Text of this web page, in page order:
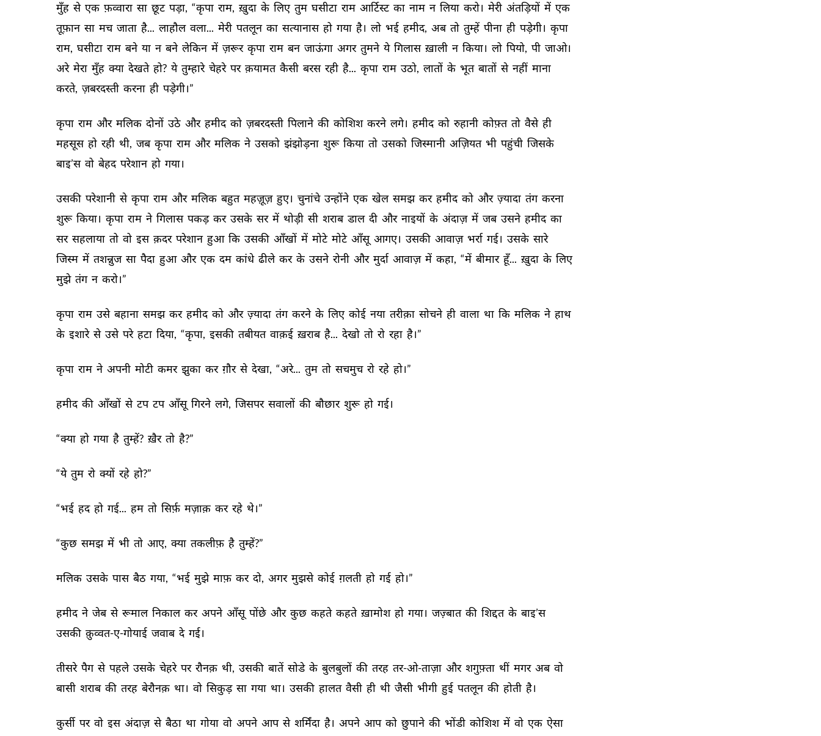
मुँह से एक फ़व्वारा सा छूट पड़ा, “कृपा राम, ख़ुदा के लिए तुम घसीटा राम आर्टिस्ट का नाम न लिया करो। मेरी अंतड़ियों में एक
तूफ़ान सा मच जाता है... लाहौल वला... मेरी पतलून का सत्यानास हो गया है। लो भई हमीद, अब तो तुम्हें पीना ही पड़ेगी। कृपा
राम, घसीटा राम बने या न बने लेकिन में ज़रूर कृपा राम बन जाऊंगा अगर तुमने ये गिलास ख़ाली न किया। लो पियो, पी जाओ।
अरे मेरा मुँह क्या देखते हो? ये तुम्हारे चेहरे पर क़यामत कैसी बरस रही है... कृपा राम उठो, लातों के भूत बातों से नहीं माना
करते, ज़बरदस्ती करना ही पड़ेगी।”
कृपा राम और मलिक दोनों उठे और हमीद को ज़बरदस्ती पिलाने की कोशिश करने लगे। हमीद को रुहानी कोफ़्त तो वैसे ही
महसूस हो रही थी, जब कृपा राम और मलिक ने उसको झंझोड़ना शुरू किया तो उसको जिस्मानी अज़ियत भी पहुंची जिसके
बाइ’स वो बेहद परेशान हो गया।
उसकी परेशानी से कृपा राम और मलिक बहुत महज़ूज़ हुए। चुनांचे उन्होंने एक खेल समझ कर हमीद को और ज़्यादा तंग करना
शुरू किया। कृपा राम ने गिलास पकड़ कर उसके सर में थोड़ी सी शराब डाल दी और नाइयों के अंदाज़ में जब उसने हमीद का
सर सहलाया तो वो इस क़दर परेशान हुआ कि उसकी आँखों में मोटे मोटे आँसू आगए। उसकी आवाज़ भर्रा गई। उसके सारे
जिस्म में तशन्नुज सा पैदा हुआ और एक दम कांधे ढीले कर के उसने रोनी और मुर्दा आवाज़ में कहा, “में बीमार हूँ... ख़ुदा के लिए
मुझे तंग न करो।”
कृपा राम उसे बहाना समझ कर हमीद को और ज़्यादा तंग करने के लिए कोई नया तरीक़ा सोचने ही वाला था कि मलिक ने हाथ
के इशारे से उसे परे हटा दिया, “कृपा, इसकी तबीयत वाक़ई ख़राब है... देखो तो रो रहा है।”
कृपा राम ने अपनी मोटी कमर झुका कर ग़ौर से देखा, “अरे... तुम तो सचमुच रो रहे हो।”
हमीद की आँखों से टप टप आँसू गिरने लगे, जिसपर सवालों की बौछार शुरू हो गई।
“क्या हो गया है तुम्हें? ख़ैर तो है?”
“ये तुम रो क्यों रहे हो?”
“भई हद हो गई... हम तो सिर्फ़ मज़ाक़ कर रहे थे।”
“कुछ समझ में भी तो आए, क्या तकलीफ़ है तुम्हें?”
मलिक उसके पास बैठ गया, “भई मुझे माफ़ कर दो, अगर मुझसे कोई ग़लती हो गई हो।”
हमीद ने जेब से रूमाल निकाल कर अपने आँसू पोंछे और कुछ कहते कहते ख़ामोश हो गया। जज़्बात की शिद्दत के बाइ’स
उसकी क़ुव्वत-ए-गोयाई जवाब दे गई।
तीसरे पैग से पहले उसके चेहरे पर रौनक़ थी, उसकी बातें सोडे के बुलबुलों की तरह तर-ओ-ताज़ा और शगुफ़्ता थीं मगर अब वो
बासी शराब की तरह बेरौनक़ था। वो सिकुड़ सा गया था। उसकी हालत वैसी ही थी जैसी भीगी हुई पतलून की होती है।
कुर्सी पर वो इस अंदाज़ से बैठा था गोया वो अपने आप से शर्मिंदा है। अपने आप को छुपाने की भोंडी कोशिश में वो एक ऐसा